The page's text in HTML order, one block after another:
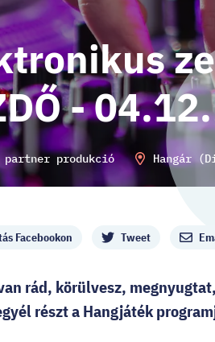
- 04.12.
partner produkció Hangár
Facebookon Tweet
rád, körülvesz,
részt a Hangjáték